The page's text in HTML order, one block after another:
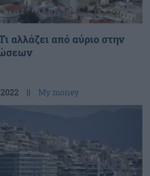
αλλάζει από αύριο στην
|| My money